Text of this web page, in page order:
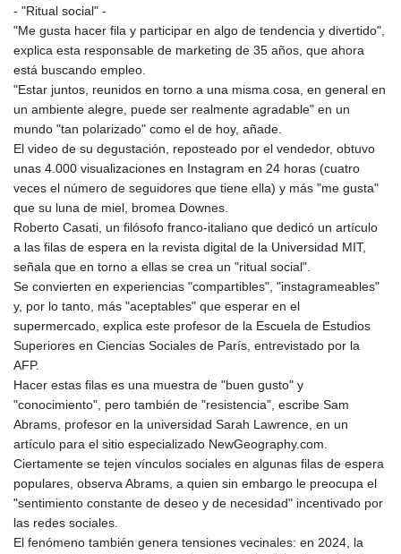
1509.981237
ISK 142.598215
JEP 0.8566
JMD 183.057725
JOD 0.819746
JPY 182.445186
KGS 101.104505
KHR
KMF 492.514185
KRW
KWD 0.356853
KZT 540.233287
103223.017367
LKR 386.635196
LRD 208.057415
- "Ritual social" -
"Me gusta hacer fila y participar en algo de tendencia y divertido",
explica esta responsable de marketing de 35 años, que ahora
está buscando empleo.
"Estar juntos, reunidos en torno a una misma cosa, en general en
un ambiente alegre, puede ser realmente agradable" en un
mundo "tan polarizado" como el de hoy, añade.
El video de su degustación, reposteado por el vendedor, obtuvo
unas 4.000 visualizaciones en Instagram en 24 horas (cuatro
veces el número de seguidores que tiene ella) y más "me gusta"
que su luna de miel, bromea Downes.
Roberto Casati, un filósofo franco-italiano que dedicó un artículo
a las filas de espera en la revista digital de la Universidad MIT,
señala que en torno a ellas se crea un "ritual social".
Se convierten en experiencias "compartibles", "instagrameables"
y, por lo tanto, más "aceptables" que esperar en el
supermercado, explica este profesor de la Escuela de Estudios
Superiores en Ciencias Sociales de París, entrevistado por la
AFP.
Hacer estas filas es una muestra de "buen gusto" y
"conocimiento", pero también de "resistencia", escribe Sam
Abrams, profesor en la universidad Sarah Lawrence, en un
artículo para el sitio especializado NewGeography.com.
Ciertamente se tejen vínculos sociales en algunas filas de espera
populares, observa Abrams, a quien sin embargo le preocupa el
"sentimiento constante de deseo y de necesidad" incentivado por
las redes sociales.
El fenómeno también genera tensiones vecinales: en 2024, la